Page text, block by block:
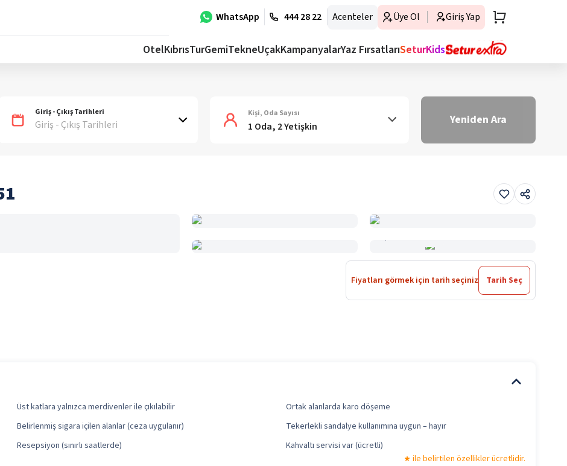
WhatsApp 444 28 22 Acenteler Üye Ol Giriş Yap
OtelKıbrısTurGemiTekneUçakKampanyalarYaz FırsatlarıSeturKids
Giriş - Çıkış Tarihleri
Giriş - Çıkış Tarihleri
Kişi, Oda Sayısı
1 Oda, 2 Yetişkin Yeniden Ara
Fiyatları görmek için tarih seçiniz Tarih Seç
Üst katlara yalnızca merdivenler ile çıkılabilir
Ortak alanlarda karo döşeme
Belirlenmiş sigara içilen alanlar (ceza uygulanır)
Tekerlekli sandalye kullanımına uygun – hayır
Resepsiyon (sınırlı saatlerde)
Kahvaltı servisi var (ücretli)
ile belirtilen özellikler ücretlidir.